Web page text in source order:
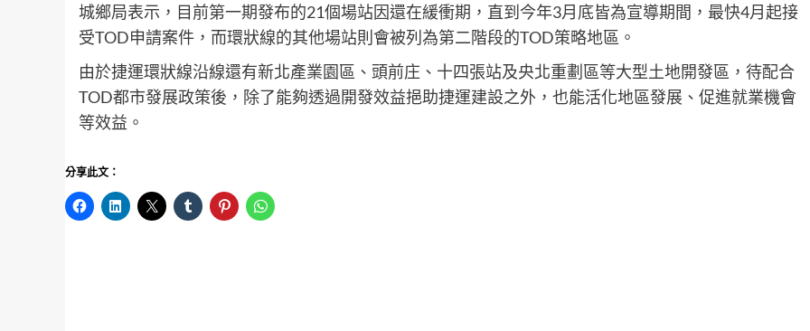
城鄉局表示，目前第一期發布的21個場站因還在緩衝期，直到今年3月底皆為宣導期間，最快4月起接
受TOD申請案件，而環狀線的其他場站則會被列為第二階段的TOD策略地區。
由於捷運環狀線沿線還有新北產業園區、頭前庄、十四張站及央北重劃區等大型土地開發區，待配合
TOD都市發展政策後，除了能夠透過開發效益挹助捷運建設之外，也能活化地區發展、促進就業機會
等效益。
分享此文：